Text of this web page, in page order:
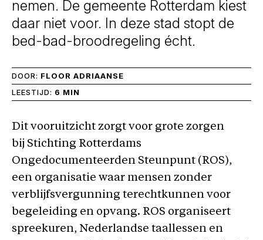
nemen. De gemeente Rotterdam kiest
daar niet voor. In deze stad stopt de
bed-bad-broodregeling écht.
DOOR: FLOOR ADRIAANSE
LEESTIJD: 6 MIN
Dit vooruitzicht zorgt voor grote zorgen
bij Stichting Rotterdams
Ongedocumenteerden Steunpunt (ROS),
een organisatie waar mensen zonder
verblijfsvergunning terechtkunnen voor
begeleiding en opvang. ROS organiseert
spreekuren, Nederlandse taallessen en